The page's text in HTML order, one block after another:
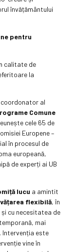
învățământului
pentru
calitate de
la
coordonator al
Comune
cele 65 de
Europene –
în procesul de
europeană,
de experți ai UB
Iucu a amintit
flexibilă, în
și cu necesitatea de
mai
Intervenția este
vine în